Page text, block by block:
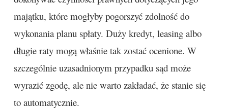
majątku, które mogłyby pogorszyć zdolność do
wykonania planu spłaty. Duży kredyt, leasing albo
długie raty mogą właśnie tak zostać ocenione. W
szczególnie uzasadnionym przypadku sąd może
wyrazić zgodę, ale nie warto zakładać, że stanie się
to automatycznie.